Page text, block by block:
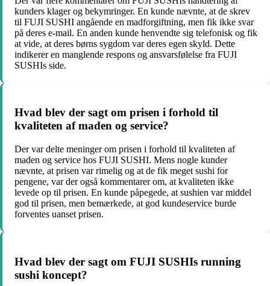
kunders klager og bekymringer. En kunde nævnte, at de skrev
til FUJI SUSHI angående en madforgiftning, men fik ikke svar
på deres e-mail. En anden kunde henvendte sig telefonisk og fik
at vide, at deres børns sygdom var deres egen skyld. Dette
indikerer en manglende respons og ansvarsfølelse fra FUJI
SUSHIs side.
Hvad blev der sagt om prisen i forhold til
kvaliteten af maden og service?
Der var delte meninger om prisen i forhold til kvaliteten af
maden og service hos FUJI SUSHI. Mens nogle kunder
nævnte, at prisen var rimelig og at de fik meget sushi for
pengene, var der også kommentarer om, at kvaliteten ikke
levede op til prisen. En kunde påpegede, at sushien var middel
god til prisen, men bemærkede, at god kundeservice burde
forventes uanset prisen.
Hvad blev der sagt om FUJI SUSHIs running
sushi koncept?